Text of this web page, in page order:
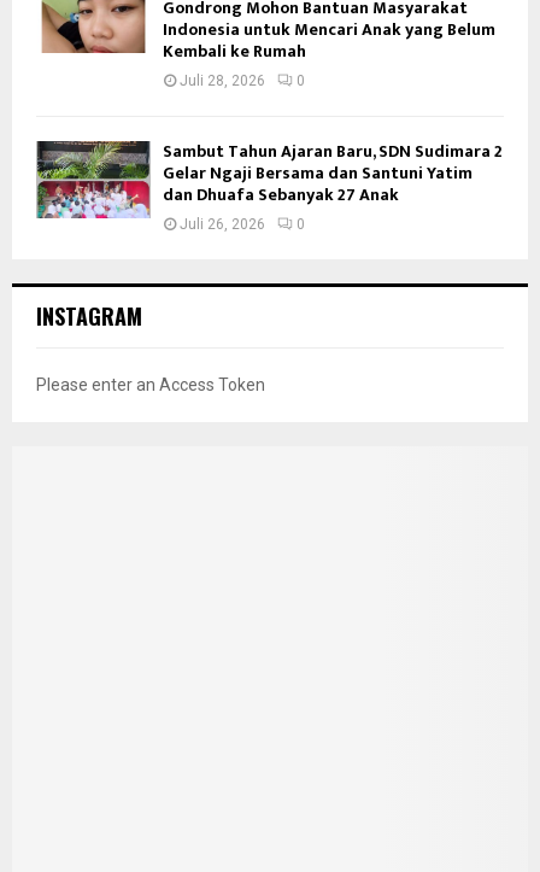
Gondrong Mohon Bantuan Masyarakat
Indonesia untuk Mencari Anak yang Belum
Kembali ke Rumah
Juli 28, 2026 0
Sambut Tahun Ajaran Baru, SDN Sudimara 2
Gelar Ngaji Bersama dan Santuni Yatim
dan Dhuafa Sebanyak 27 Anak
Juli 26, 2026 0
INSTAGRAM
Please enter an Access Token